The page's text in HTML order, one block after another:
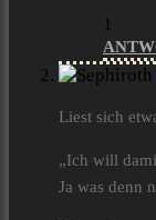
1
Liest sich
„Ich will
Ja was denn